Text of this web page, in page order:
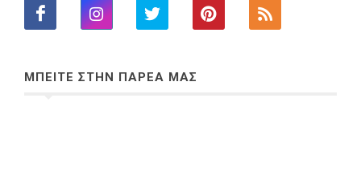
ΜΠΕΙΤΕ ΣΤΗΝ ΠΑΡΕΑ ΜΑΣ